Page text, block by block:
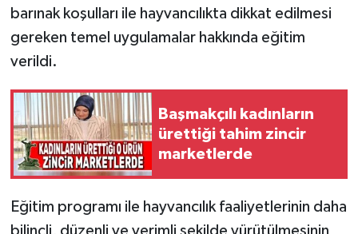
barınak koşulları ile hayvancılıkta dikkat edilmesi
gereken temel uygulamalar hakkında eğitim
verildi.
Başmakçılı kadınların
ürettiği tahim zincir
marketlerde
Eğitim programı ile hayvancılık faaliyetlerinin daha